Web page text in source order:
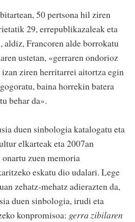
50 pertsona hil ziren
29, errepublikazaleak eta
aldiz, Francoren alde borrokatu
ustetan, «gerraren ondorioz
izan ziren herritarrei aitortza egin
baina horrekin batera
behar da».
duen sinbologia katalogatu eta
elkarteak eta 2007an
zuen memoria
eskatu dio udalari. Lege
zehatz-mehatz adierazten da,
duen sinbologia, irudi eta
konpromisoa: gerra zibilaren